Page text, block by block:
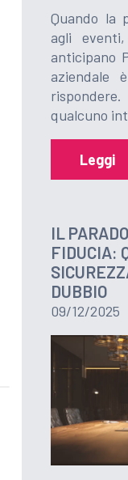
Quando la
agli
anticipano
aziendale
qualcuno
Leggi
IL
FIDUCIA:
DUBBIO
09/12/2025